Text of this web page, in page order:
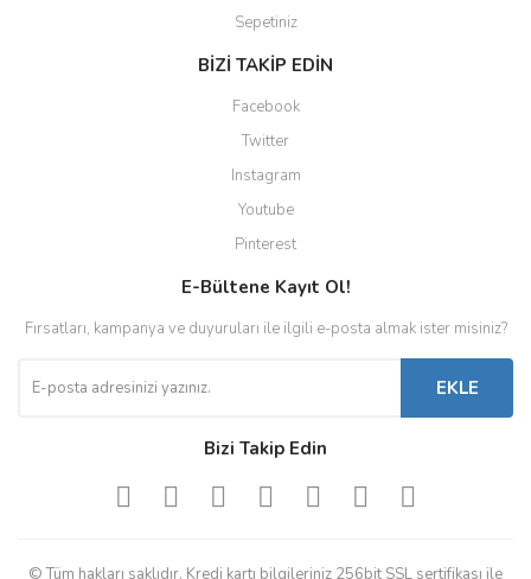
Sepetiniz
BİZİ TAKİP EDİN
Facebook
Twitter
Instagram
Youtube
Pinterest
E-Bültene Kayıt Ol!
Fırsatları, kampanya ve duyuruları ile ilgili e-posta almak ister misiniz?
EKLE
Bizi Takip Edin
© Tüm hakları saklıdır. Kredi kartı bilgileriniz 256bit SSL sertifikası ile